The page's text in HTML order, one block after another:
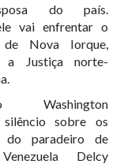
do país.
vai enfrentar o
Nova Iorque,
a Justiça norte-
Washington
silêncio sobre os
do paradeiro de
Delcy